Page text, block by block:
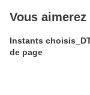
Vous aimerez
Instants
de page